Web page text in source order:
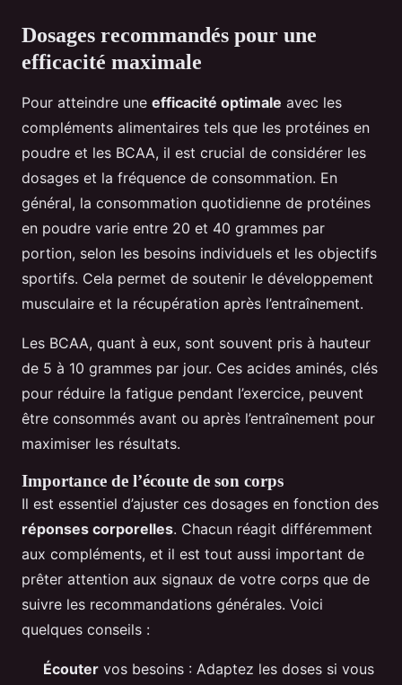
Dosages recommandés pour une
efficacité maximale
Pour atteindre une efficacité optimale avec les
compléments alimentaires tels que les protéines en
poudre et les BCAA, il est crucial de considérer les
dosages et la fréquence de consommation. En
général, la consommation quotidienne de protéines
en poudre varie entre 20 et 40 grammes par
portion, selon les besoins individuels et les objectifs
sportifs. Cela permet de soutenir le développement
musculaire et la récupération après l’entraînement.
Les BCAA, quant à eux, sont souvent pris à hauteur
de 5 à 10 grammes par jour. Ces acides aminés, clés
pour réduire la fatigue pendant l’exercice, peuvent
être consommés avant ou après l’entraînement pour
maximiser les résultats.
Importance de l’écoute de son corps
Il est essentiel d’ajuster ces dosages en fonction des
réponses corporelles. Chacun réagit différemment
aux compléments, et il est tout aussi important de
prêter attention aux signaux de votre corps que de
suivre les recommandations générales. Voici
quelques conseils :
Écouter vos besoins : Adaptez les doses si vous